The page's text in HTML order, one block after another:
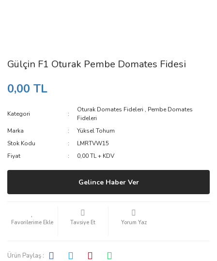
Gülçin F1 Oturak Pembe Domates Fidesi
0,00 TL
Kategori
Oturak Domates Fideleri , Pembe Domates
Fideleri
Marka
Yüksel Tohum
Stok Kodu
LMRTVW15
Fiyat
0,00 TL + KDV
Gelince Haber Ver
Tavsiye Et Yorum Yaz
Ürün Paylaş :